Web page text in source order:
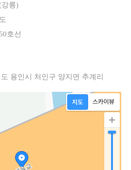
강릉)
호선
용인시 처인구 양지면 추계리